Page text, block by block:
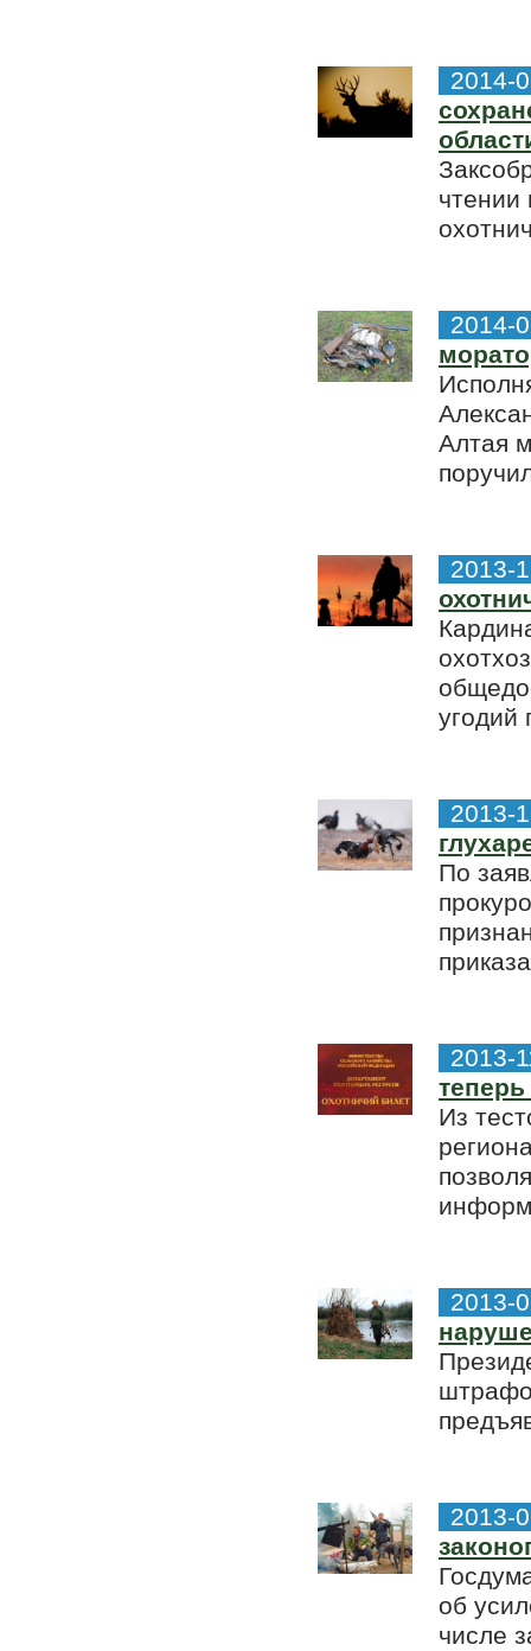
2014-
чтении
2014-
Алтая
2013-
угодий
2013-
По
2013-
теперь
Из
2013-
2013-
об
числе